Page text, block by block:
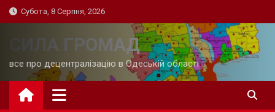
Skip
to
Субота, 8 Серпня, 2026
СИЛА ГРОМАД
все про децентралізацію в Одеській області